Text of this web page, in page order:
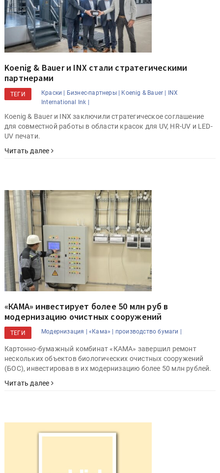
Koenig & Bauer и INX стали стратегическими
партнерами
ТЕГИ Краски | Бизнес-партнеры | Koenig & Bauer |
INX
International Ink |
Koenig & Bauer и INX заключили стратегическое соглашение
для совместной работы в области красок для UV, HR-UV и LED-
UV печати.
Читать далее
«КАМА» инвестирует более 50 млн руб в
модернизацию очистных сооружений
ТЕГИ Модернизация | «Кама» | производство бумаги |
Картонно-бумажный комбинат «КАМА» завершил ремонт
нескольких объектов биологических очистных сооружений
(БОС), инвестировав в их модернизацию более 50 млн рублей.
Читать далее